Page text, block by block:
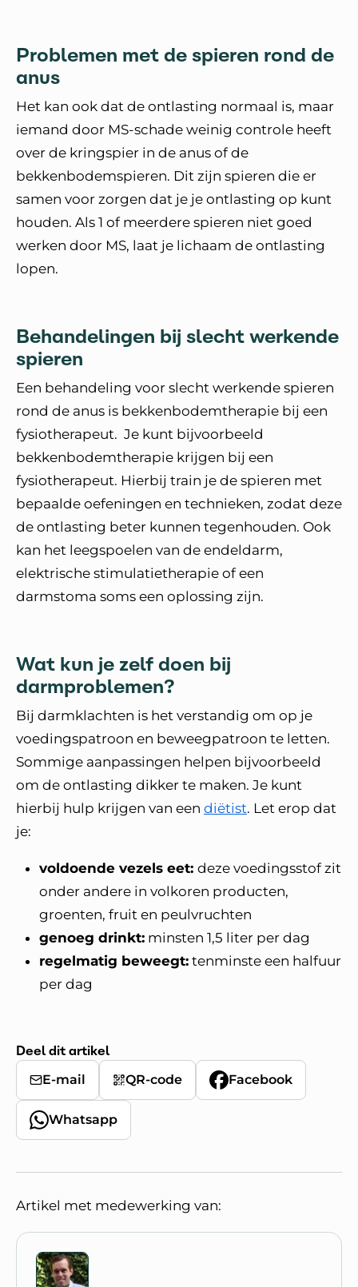
Problemen met de spieren rond de
anus
Het kan ook dat de ontlasting normaal is, maar
iemand door MS-schade weinig controle heeft
over de kringspier in de anus of de
bekkenbodemspieren. Dit zijn spieren die er
samen voor zorgen dat je je ontlasting op kunt
houden. Als 1 of meerdere spieren niet goed
werken door MS, laat je lichaam de ontlasting
lopen.
Behandelingen bij slecht werkende
spieren
Een behandeling voor slecht werkende spieren
rond de anus is bekkenbodemtherapie bij een
fysiotherapeut. Je kunt bijvoorbeeld
bekkenbodemtherapie krijgen bij een
fysiotherapeut. Hierbij train je de spieren met
bepaalde oefeningen en technieken, zodat deze
de ontlasting beter kunnen tegenhouden. Ook
kan het leegspoelen van de endeldarm,
elektrische stimulatietherapie of een
darmstoma soms een oplossing zijn.
Wat kun je zelf doen bij
darmproblemen?
Bij darmklachten is het verstandig om op je
voedingspatroon en beweegpatroon te letten.
Sommige aanpassingen helpen bijvoorbeeld
om de ontlasting dikker te maken. Je kunt
hierbij hulp krijgen van een diëtist. Let erop dat
je:
voldoende vezels eet: deze voedingsstof zit
onder andere in volkoren producten,
groenten, fruit en peulvruchten
genoeg drinkt: minsten 1,5 liter per dag
regelmatig beweegt: tenminste een halfuur
per dag
Deel dit artikel
E-mail QR-code Facebook
Whatsapp
Artikel met medewerking van: